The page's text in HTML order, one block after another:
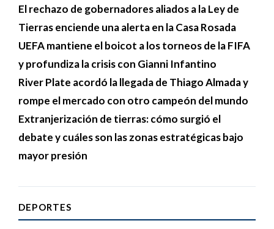
El rechazo de gobernadores aliados a la Ley de
Tierras enciende una alerta en la Casa Rosada
UEFA mantiene el boicot a los torneos de la FIFA
y profundiza la crisis con Gianni Infantino
River Plate acordó la llegada de Thiago Almada y
rompe el mercado con otro campeón del mundo
Extranjerización de tierras: cómo surgió el
debate y cuáles son las zonas estratégicas bajo
mayor presión
DEPORTES